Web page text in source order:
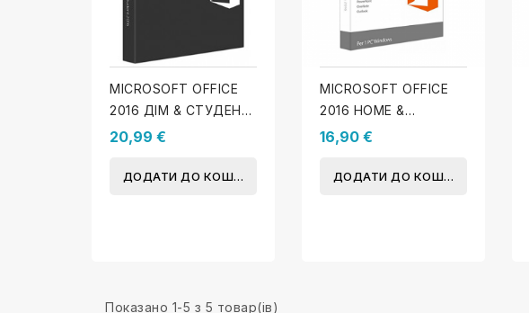
MICROSOFT OFFICE
2016 ДІМ & СТУДЕНТ
(MAC)
20,99 €
ДОДАТИ ДО КОШИКА
MICROSOFT OFFICE
2016 HOME &
BUSINESS (WINDOWS)
16,90 €
ДОДАТИ ДО КОШИКА
Показано 1-5 з 5 товар(ів)